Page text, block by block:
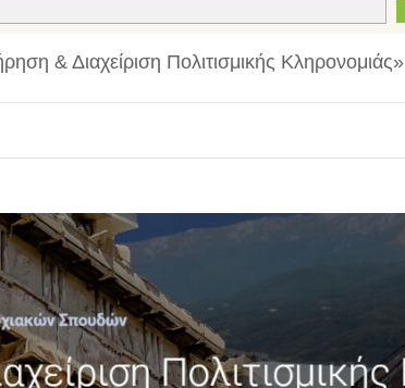
& Διαχείριση Πολιτισμικής Κληρονομιάς»